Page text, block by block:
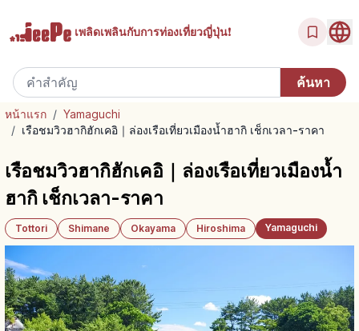
เพลิดเพลินกับการท่องเที่ยวญี่ปุ่น!
หน้าแรก / Yamaguchi
/ เรือชมวิวฮากิฮักเคอิ｜ล่องเรือเที่ยวเมืองน้ำฮากิ เช็กเวลา-ราคา
เรือชมวิวฮากิฮักเคอิ｜ล่องเรือเที่ยวเมืองน้ำ
ฮากิ เช็กเวลา-ราคา
Tottori Shimane Okayama Hiroshima Yamaguchi